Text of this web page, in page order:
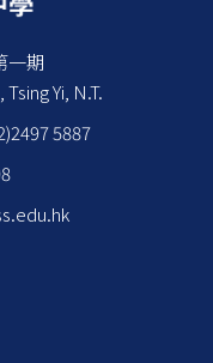
一期
Yi, N.T.
5887